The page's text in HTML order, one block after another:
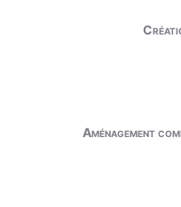
Aménagement